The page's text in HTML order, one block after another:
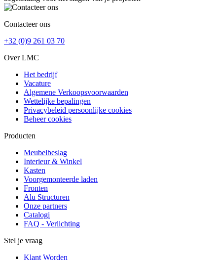
Contacteer ons
+32 (0)9 261 03 70
Over LMC
Het bedrijf
Vacature
Algemene Verkoopsvoorwaarden
Wettelijke bepalingen
Privacybeleid persoonlijke cookies
Beheer cookies
Producten
Meubelbeslag
Interieur & Winkel
Kasten
Voorgemonteerde laden
Fronten
Alu Structuren
Onze partners
Catalogi
FAQ - Verlichting
Stel je vraag
Klant Worden